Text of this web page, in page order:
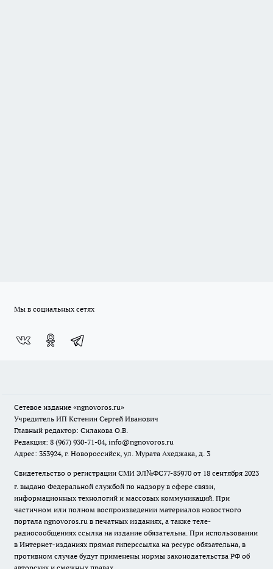
Мы в социальных сетях
Сетевое издание «ngnovoros.ru»
Учредитель ИП Кстенин Сергей Иванович
Главный редактор: Силакова О.В.
Редакция: 8 (967) 930-71-04, info@ngnovoros.ru
Адрес: 353924, г. Новороссийск, ул. Мурата Ахеджака, д. 3
Свидетельство о регистрации СМИ ЭЛ№ФС77-85970 от 18 сентября 2023
г. выдано Федеральной службой по надзору в сфере связи,
информационных технологий и массовых коммуникаций. При
частичном или полном воспроизведении материалов новостного
портала ngnovoros.ru в печатных изданиях, а также теле-
радиосообщениях ссылка на издание обязательна. При использовании
в Интернет-изданиях прямая гиперссылка на ресурс обязательна, в
противном случае будут применены нормы законодательства РФ об